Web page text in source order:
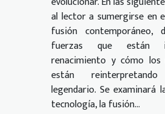
al lector a sumergirse en
fusión contemporáneo,
fuerzas que están
renacimiento y cómo
están
legendario. Se examinará
tecnología, la fusión...